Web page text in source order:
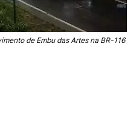
de Embu das Artes na BR-116